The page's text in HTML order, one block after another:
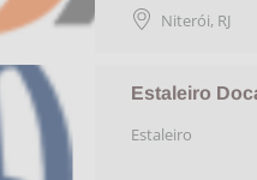
Niterói, RJ
Estaleiro
Estaleiro